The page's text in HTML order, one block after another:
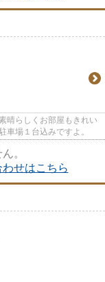
晴らしくお部屋もきれい
車場１台込みですよ。
。
せはこちら